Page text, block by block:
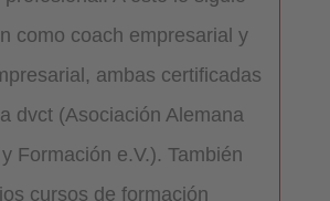
como coach empresarial y
ambas certificadas
dvct (Asociación Alemana
Formación e.V.). También
cursos de formación